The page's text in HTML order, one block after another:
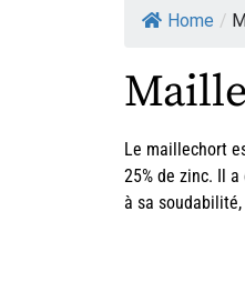
Home /
Le maillechort
25% de zinc. Il
à sa